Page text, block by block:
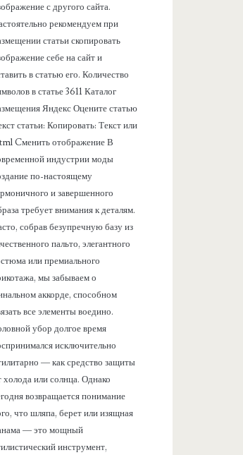
с другого сайта.
рекомендуем при
статьи скопировать
себе на сайт и
в статью его. Количество
в статье 3611 Каталог
Яндекс Оцените статью
статьи: Копировать: Текст или
Cменить отображение В
индустрии моды
по-настоящему
и завершенного
требует внимания к деталям.
собрав безупречную базу из
пальто, элегантного
или премиального
мы забываем о
аккорде, способном
все элементы воедино.
убор долгое время
исключительно
— как средство защиты
холода или солнца. Однако
возвращается понимание
что шляпа, берет или изящная
— это мощный
инструмент,